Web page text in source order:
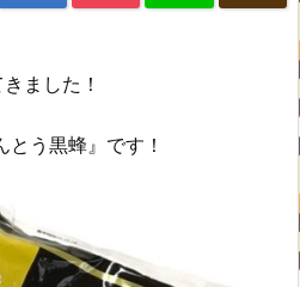
ました！
とう黒蜂』です！